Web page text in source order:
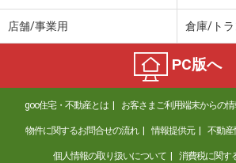
三重県津市南丸之内
8.40万円
住 所
三重県津市南丸之
専有面積 59.52m²
間取り
2LDK
三重県津市河芸町上野
店舗/事業用 倉庫/トラ
PC版へ
goo住宅・不動産とは お客さまご利用端末からの
物件に関するお問合せの流れ 情報提供元 不動産
個人情報の取り扱いについて 消費税に関す